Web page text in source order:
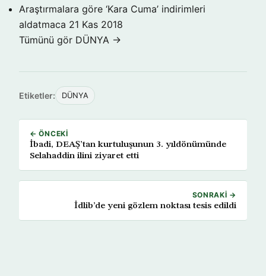
Araştırmalara göre ‘Kara Cuma’ indirimleri
aldatmaca 21 Kas 2018
Tümünü gör DÜNYA →
Etiketler: DÜNYA
← ÖNCEKI
İbadi, DEAŞ’tan kurtuluşunun 3. yıldönümünde
Selahaddin ilini ziyaret etti
SONRAKI →
İdlib’de yeni gözlem noktası tesis edildi